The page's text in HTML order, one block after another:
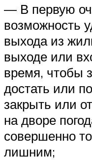
— В первую
возможность
выхода из
выходе или
время, чтобы
достать или
закрыть или
на дворе
совершенно
лишним;